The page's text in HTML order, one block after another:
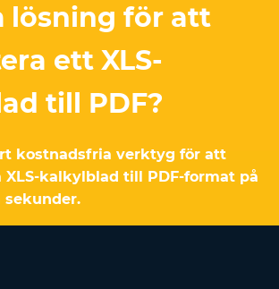
lösning för att
ett XLS-
till PDF?
kostnadsfria verktyg för att
XLS-kalkylblad till PDF-format på
sekunder.